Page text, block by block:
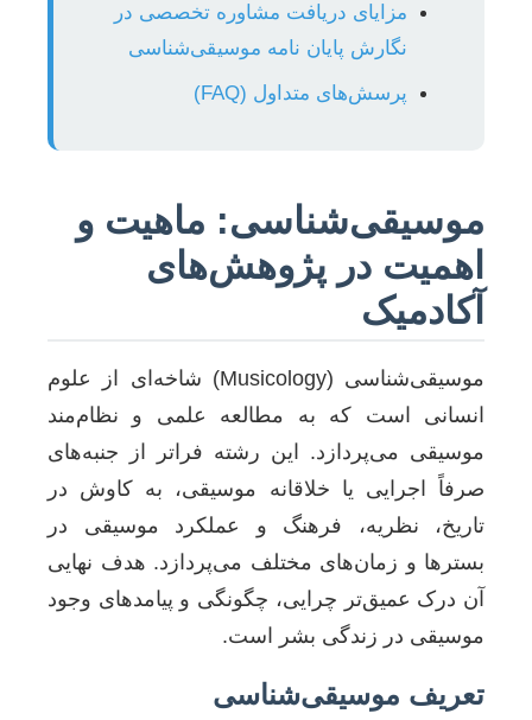
مزایای دریافت مشاوره تخصصی در
نگارش پایان نامه موسیقی‌شناسی
پرسش‌های متداول (FAQ)
موسیقی‌شناسی: ماهیت و
اهمیت در پژوهش‌های
آکادمیک
موسیقی‌شناسی (Musicology) شاخه‌ای از علوم
انسانی است که به مطالعه علمی و نظام‌مند
موسیقی می‌پردازد. این رشته فراتر از جنبه‌های
صرفاً اجرایی یا خلاقانه موسیقی، به کاوش در
تاریخ، نظریه، فرهنگ و عملکرد موسیقی در
بسترها و زمان‌های مختلف می‌پردازد. هدف نهایی
آن درک عمیق‌تر چرایی، چگونگی و پیامدهای وجود
موسیقی در زندگی بشر است.
تعریف موسیقی‌شناسی